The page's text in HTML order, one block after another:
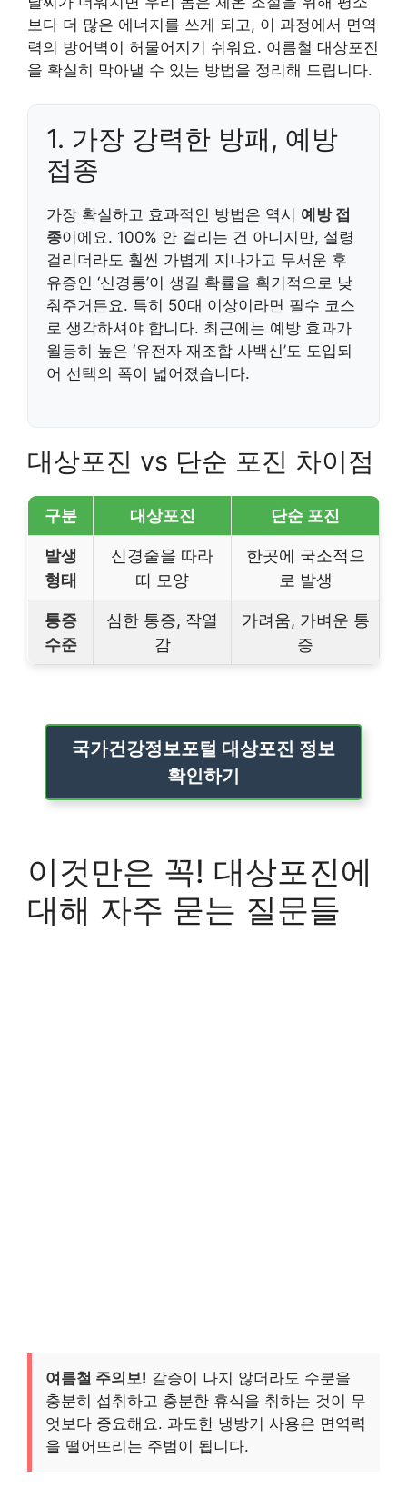
보다 더 많은 에너지를 쓰게 되고, 이 과정에서 면역
력의 방어벽이 허물어지기 쉬워요. 여름철 대상포진
을 확실히 막아낼 수 있는 방법을 정리해 드립니다.
1. 가장 강력한 방패, 예방
접종
가장 확실하고 효과적인 방법은 역시 예방 접
종이에요. 100% 안 걸리는 건 아니지만, 설령
걸리더라도 훨씬 가볍게 지나가고 무서운 후
유증인 ‘신경통’이 생길 확률을 획기적으로 낮
춰주거든요. 특히 50대 이상이라면 필수 코스
로 생각하셔야 합니다. 최근에는 예방 효과가
월등히 높은 ‘유전자 재조합 사백신’도 도입되
어 선택의 폭이 넓어졌습니다.
대상포진 vs 단순 포진 차이점
구분 대상포진 단순 포진
발생
형태
신경줄을 따라
띠 모양
한곳에 국소적으
로 발생
통증
수준
심한 통증, 작열
감
가려움, 가벼운 통
증
국가건강정보포털 대상포진 정보
확인하기
이것만은 꼭! 대상포진에
대해 자주 묻는 질문들
여름철 주의보! 갈증이 나지 않더라도 수분을
충분히 섭취하고 충분한 휴식을 취하는 것이 무
엇보다 중요해요. 과도한 냉방기 사용은 면역력
을 떨어뜨리는 주범이 됩니다.